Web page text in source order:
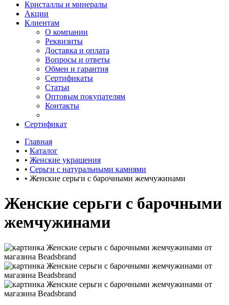
Кристаллы и минералы
Акции
Клиентам
О компании
Реквизиты
Доставка и оплата
Вопросы и ответы
Обмен и гарантия
Сертификаты
Статьи
Оптовым покупателям
Контакты
Сертификат
Главная
• Каталог
• Женские украшения
• Серьги с натуральными камнями
• Женские серьги с барочными жемчужинами
Женские серьги с барочными
жемчужинами